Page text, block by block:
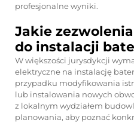
profesjonalne wyniki.
Jakie
do instalacji
W większości jurysdykcji
elektryczne na instalację
przypadku modyfikowania
lub instalowania nowych
z lokalnym wydziałem
planowania, aby poznać